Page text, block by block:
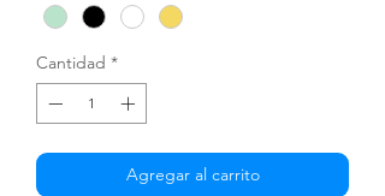
Cantidad *
Agregar al carrito